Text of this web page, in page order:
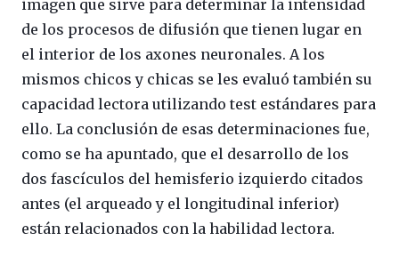
imagen que sirve para determinar la intensidad
de los procesos de difusión que tienen lugar en
el interior de los axones neuronales. A los
mismos chicos y chicas se les evaluó también su
capacidad lectora utilizando test estándares para
ello. La conclusión de esas determinaciones fue,
como se ha apuntado, que el desarrollo de los
dos fascículos del hemisferio izquierdo citados
antes (el arqueado y el longitudinal inferior)
están relacionados con la habilidad lectora.